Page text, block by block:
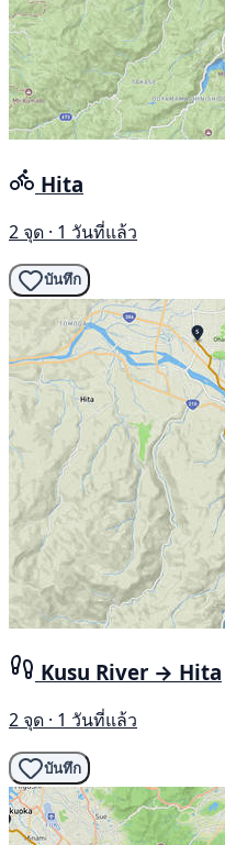
Hita
2 จุด · 1 วันที่แล้ว
บันทึก
Kusu River → Hita
2 จุด · 1 วันที่แล้ว
บันทึก